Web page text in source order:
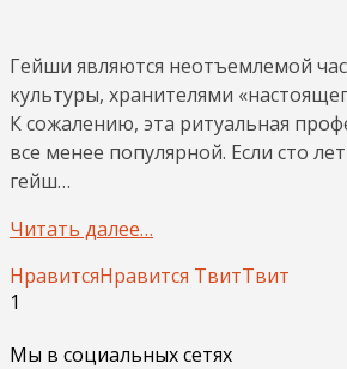
Гейши являются неотъемлемой
культуры, хранителями
К сожалению, эта ритуальная
все менее популярной. Если сто
гейш…
Читать далее…
НравитсяНравится ТвитТвит
1
Мы в социальных сетях